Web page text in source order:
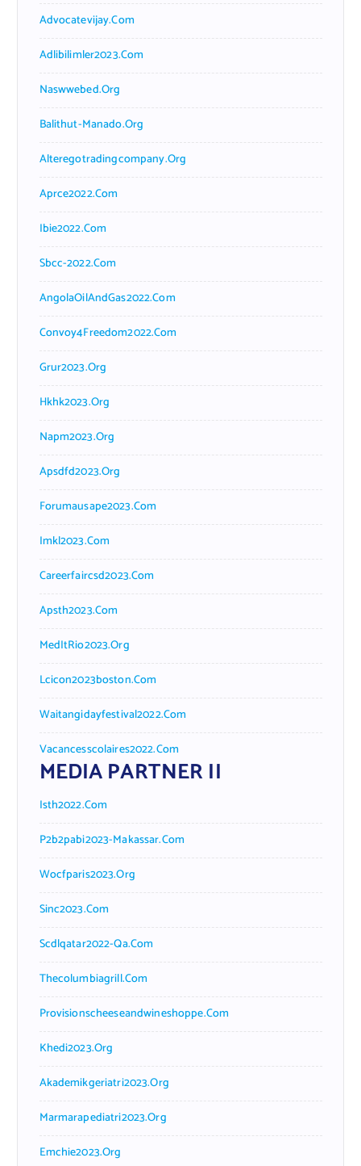
Advocatevijay.com
Adlibilimler2023.com
Naswwebed.org
Balithut-Manado.org
Alteregotradingcompany.org
Aprce2022.com
Ibie2022.com
Sbcc-2022.com
AngolaOilAndGas2022.com
Convoy4Freedom2022.com
Grur2023.org
Hkhk2023.org
Napm2023.org
Apsdfd2023.org
Forumausape2023.com
Imkl2023.com
Careerfaircsd2023.com
Apsth2023.com
MedItRio2023.org
Lcicon2023boston.com
Waitangidayfestival2022.com
Vacancesscolaires2022.com
MEDIA PARTNER II
Isth2022.com
P2b2pabi2023-Makassar.com
Wocfparis2023.org
Sinc2023.com
Scdlqatar2022-Qa.com
Thecolumbiagrill.com
Provisionscheeseandwineshoppe.com
Khedi2023.org
Akademikgeriatri2023.org
Marmarapediatri2023.org
Emchie2023.org